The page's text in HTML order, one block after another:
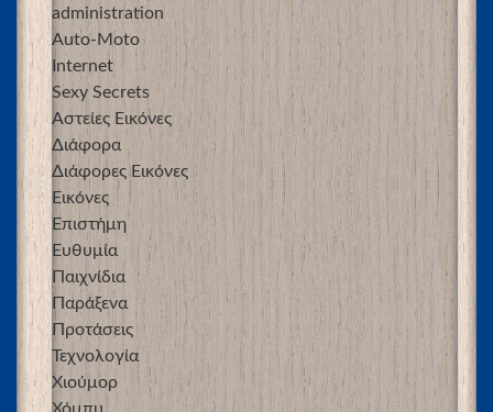
administration
Auto-Moto
Internet
Sexy Secrets
Αστείες Εικόνες
Διάφορα
Διάφορες Εικόνες
Εικόνες
Επιστήμη
Ευθυμία
Παιχνίδια
Παράξενα
Προτάσεις
Τεχνολογία
Χιούμορ
Χόμπυ